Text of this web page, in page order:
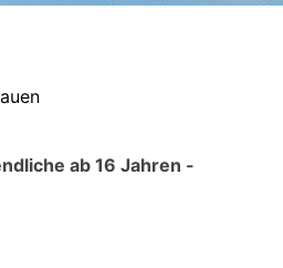
ab 16 Jahren -